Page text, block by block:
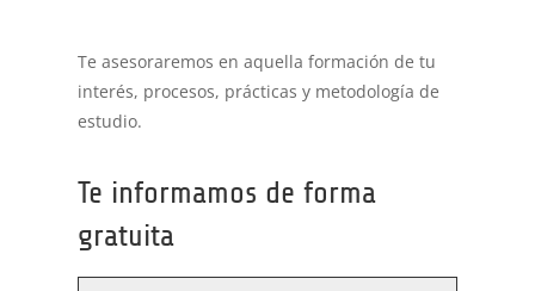
Te asesoraremos en aquella formación de tu
interés, procesos, prácticas y metodología de
estudio.
Te informamos de forma
gratuita